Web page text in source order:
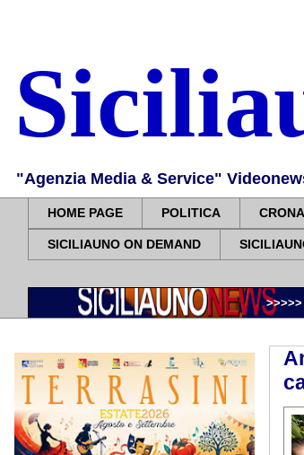
"Agenzia Media & Service"
HOME PAGE POLITICA
SICILIAUNO ON DEMAND
>>>>> Comune